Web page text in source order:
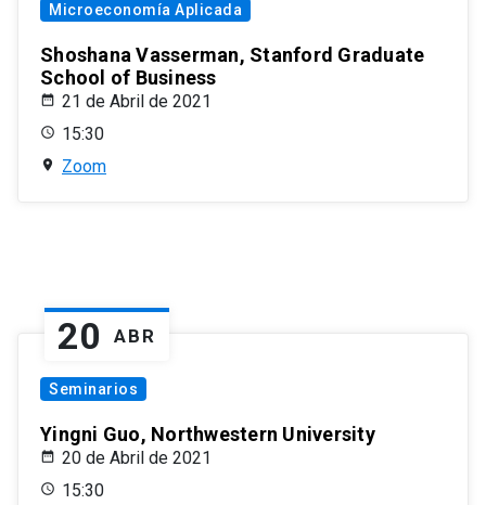
Microeconomía Aplicada
Shoshana Vasserman, Stanford Graduate
School of Business
21 de Abril de 2021
15:30
Zoom
20 ABR
Seminarios
Yingni Guo, Northwestern University
20 de Abril de 2021
15:30